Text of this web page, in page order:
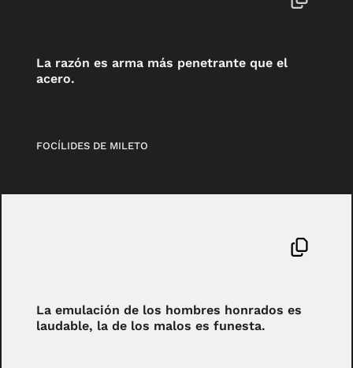
La razón es arma más penetrante que el
acero.
FOCÍLIDES DE MILETO
La emulación de los hombres honrados es
laudable, la de los malos es funesta.